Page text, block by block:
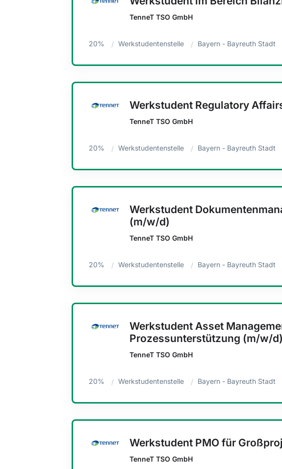
TenneT TSO GmbH
20% Werkstudentenstelle Bayern - Bayreuth Stadt
Werkstudent Regulatory
TenneT TSO GmbH
20% Werkstudentenstelle Bayern - Bayreuth Stadt
Werkstudent
(m/w/d)
TenneT TSO GmbH
20% Werkstudentenstelle Bayern - Bayreuth Stadt
Werkstudent Asset
Prozessunterstützung (m/w/d)
TenneT TSO GmbH
20% Werkstudentenstelle Bayern - Bayreuth Stadt
Werkstudent PMO für
TenneT TSO GmbH